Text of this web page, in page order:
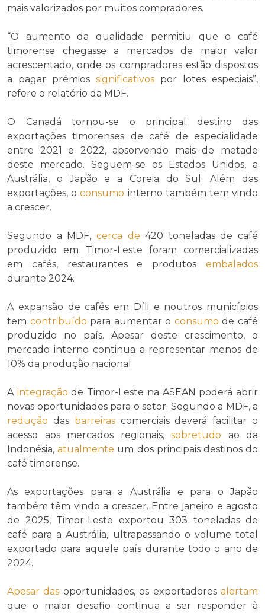
mais valorizados por muitos compradores.
“O aumento da qualidade permitiu que o café
timorense chegasse a mercados de maior valor
acrescentado, onde os compradores estão dispostos
a pagar prémios significativos por lotes especiais”,
refere o relatório da MDF.
O Canadá tornou-se o principal destino das
exportações timorenses de café de especialidade
entre 2021 e 2022, absorvendo mais de metade
deste mercado. Seguem-se os Estados Unidos, a
Austrália, o Japão e a Coreia do Sul. Além das
exportações, oconsumo interno também tem vindo
a crescer.
Segundo a MDF, cerca de 420 toneladas de café
produzido em Timor-Leste foram comercializadas
em cafés, restaurantes e produtos embalados
durante 2024.
A expansão de cafés em Díli e noutros municípios
tem contribuído para aumentar o consumo de café
produzido no país. Apesar deste crescimento, o
mercado interno continua a representar menos de
10% da produção nacional.
A integração de Timor-Leste na ASEAN poderá abrir
novas oportunidades para o setor. Segundo a MDF, a
redução das barreirascomerciais deverá facilitar o
acesso aos mercados regionais, sobretudo ao da
Indonésia,atualmente um dos principais destinos do
café timorense.
As exportações para a Austrália e para o Japão
também têm vindo a crescer. Entre janeiro e agosto
de 2025, Timor-Leste exportou 303 toneladas de
café para a Austrália, ultrapassando o volume total
exportado para aquele país durante todo o ano de
2024.
Apesar das oportunidades, os exportadoresalertam
que o maior desafio continua a ser responder à